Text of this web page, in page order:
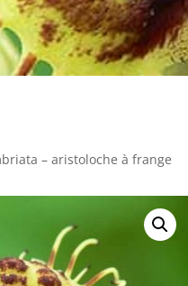
– aristoloche à frange